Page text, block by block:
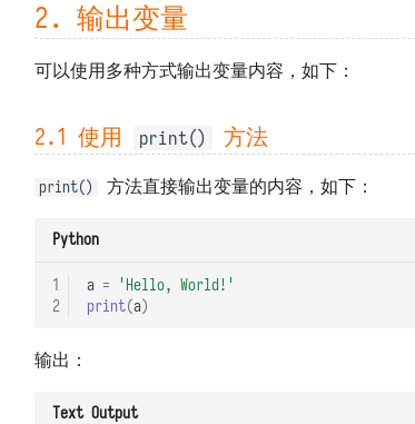
2. 输出变量
可以使用多种方式输出变量内容，如下：
2.1 使用 print() 方法
print() 方法直接输出变量的内容，如下：
Python
1
2
a =
'Hello, World!'
print(a)
输出：
Text Output